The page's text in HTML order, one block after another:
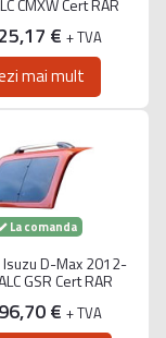
CMXW Cert RAR
€ + TVA
mai mult
La comanda
D-Max 2012-
GSR Cert RAR
€ + TVA